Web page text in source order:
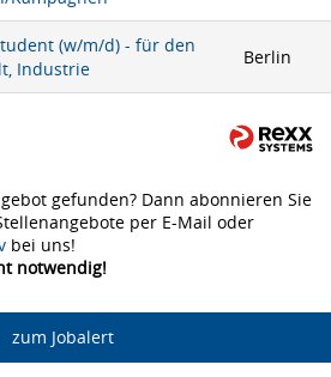
(w/m/d) - für den
Industrie
Berlin
gefunden? Dann abonnieren Sie
per E-Mail oder
bei uns!
notwendig!
zum Jobalert